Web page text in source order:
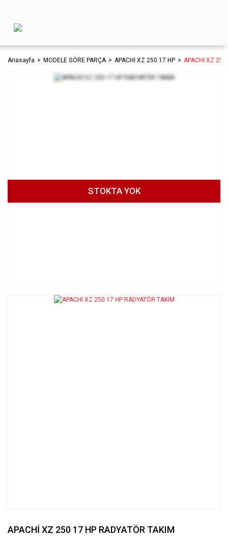
Anasayfa MODELE GÖRE PARÇA APACHİ XZ 250 17 HP APACHİ XZ 250
STOKTA YOK
APACHİ XZ 250 17 HP RADYATÖR TAKIM